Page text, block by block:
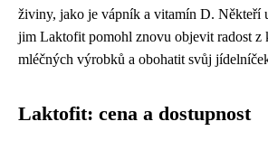
živiny, jako je vápník a vitamín D. Někteří
jim Laktofit pomohl znovu objevit radost z
mléčných výrobků a obohatit svůj
Laktofit: cena a dostupnost